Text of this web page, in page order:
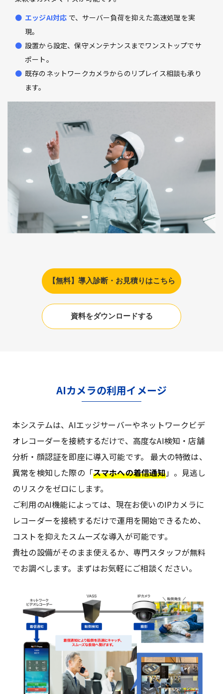
エッジAI対応 で、サーバー負荷を抑えた高速処理を実
現。
設置から設定、保守メンテナンスまでワンストップでサ
ポート。
既存のネットワークカメラからのリプレイス相談も承り
ます。
【無料】導入診断・お見積りはこちら
資料をダウンロードする
AIカメラの利用イメージ
本システムは、AIエッジサーバーやネットワークビデ
オレコーダーを接続するだけで、高度なAI検知・店舗
分析・顔認証を即座に導入可能です。 最大の特徴は、
異常を検知した際の「スマホへの着信通知」。見逃し
のリスクをゼロにします。
ご利用のAI機能によっては、現在お使いのIPカメラに
レコーダーを接続するだけで運用を開始できるため、
コストを抑えたスムーズな導入が可能です。
貴社の設備がそのまま使えるか、専門スタッフが無料
でお調べします。まずはお気軽にご相談ください。